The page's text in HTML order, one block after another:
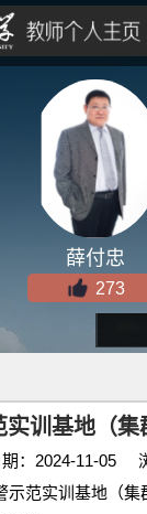
薛付忠
273
实训基地（
期：2024-11-05
示范实训基地（集